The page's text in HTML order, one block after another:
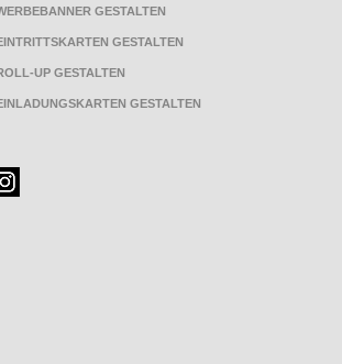
GESTALTEN
GESTALTEN
UP GESTALTEN
GESTALTEN